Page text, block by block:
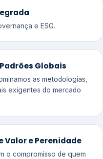
e ESG.
Globais
as metodologias,
exigentes do mercado
Valor e Perenidade
o compromisso de quem